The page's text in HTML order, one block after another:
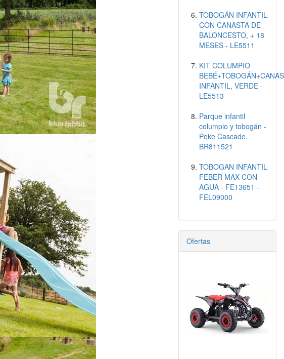
TOBOGÁN INFANTIL
CON CANASTA DE
BALONCESTO, + 18
MESES - LE5511
KIT COLUMPIO
INFANTIL, VERDE -
LE5513
Parque infantil
columpio y tobogán -
Peke Cascade.
BR811521
TOBOGAN INFANTIL
FEBER MAX CON
AGUA - FE13651 -
FEL09000
Ofertas